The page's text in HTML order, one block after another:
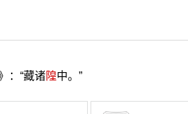
：“藏诸隍中。”